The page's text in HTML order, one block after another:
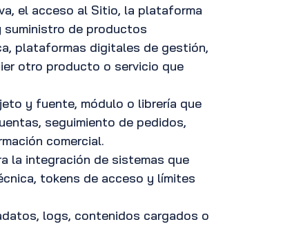
el acceso al Sitio, la plataforma
suministro de productos
plataformas digitales de gestión,
otro producto o servicio que
y fuente, módulo o librería que
seguimiento de pedidos,
comercial.
la integración de sistemas que
tokens de acceso y límites
logs, contenidos cargados o